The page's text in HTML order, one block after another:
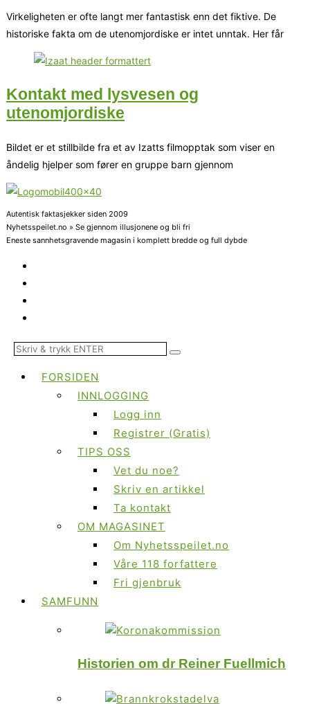
Virkeligheten er ofte langt mer fantastisk enn det fiktive. De
historiske fakta om de utenomjordiske er intet unntak. Her får
Kontakt med lysvesen og
utenomjordiske
Bildet er et stillbilde fra et av Izatts filmopptak som viser en
åndelig hjelper som fører en gruppe barn gjennom
Autentisk faktasjekker siden 2009
Nyhetsspeilet.no » Se gjennom illusjonene og bli fri
Eneste sannhetsgravende magasin i komplett bredde og full dybde
FORSIDEN
INNLOGGING
Logg inn
Registrer (Gratis)
TIPS OSS
Vet du noe?
Skriv en artikkel
Ta kontakt
OM MAGASINET
Om Nyhetsspeilet.no
Våre 118 forfattere
Fri gjenbruk
SAMFUNN
Historien om dr Reiner Fuellmich